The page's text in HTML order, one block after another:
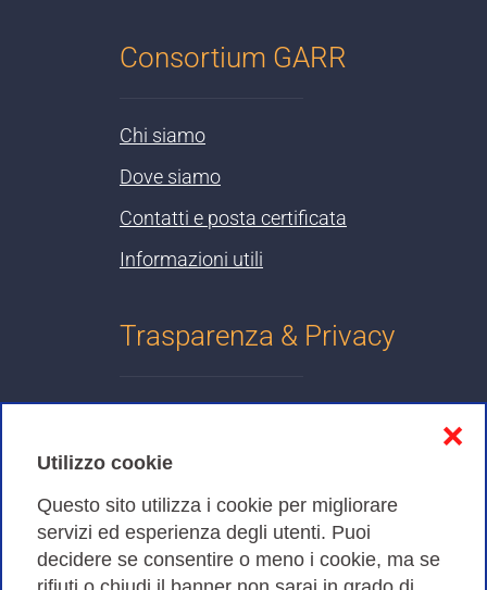
Utilizzo cookie
Questo sito utilizza i cookie per migliorare
servizi ed esperienza degli utenti. Puoi
decidere se consentire o meno i cookie, ma se
❌
Consortium GARR
Chi siamo
Dove siamo
Contatti e posta certificata
Informazioni utili
Trasparenza & Privacy
Cookies Policy
Amministrazione trasparente
Bandi di Gara